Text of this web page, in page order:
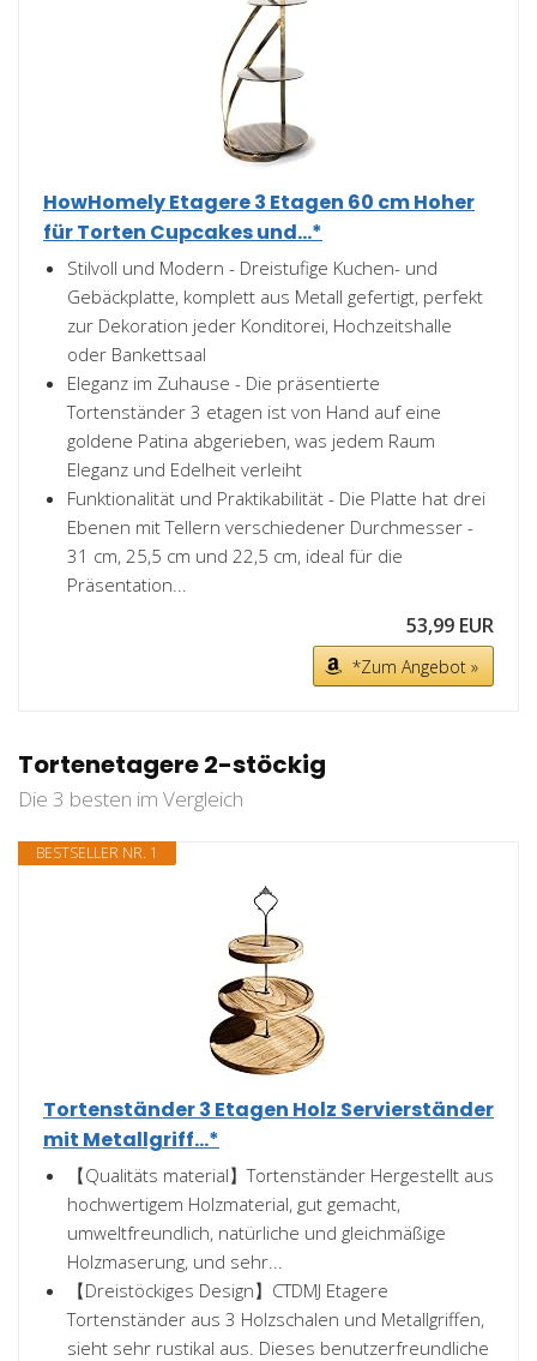
HowHomely Etagere 3 Etagen 60 cm Hoher
für Torten Cupcakes und...*
Stilvoll und Modern - Dreistufige Kuchen- und
Gebäckplatte, komplett aus Metall gefertigt, perfekt
zur Dekoration jeder Konditorei, Hochzeitshalle
oder Bankettsaal
Eleganz im Zuhause - Die präsentierte
Tortenständer 3 etagen ist von Hand auf eine
goldene Patina abgerieben, was jedem Raum
Eleganz und Edelheit verleiht
Funktionalität und Praktikabilität - Die Platte hat drei
Ebenen mit Tellern verschiedener Durchmesser -
31 cm, 25,5 cm und 22,5 cm, ideal für die
Präsentation...
53,99 EUR
*Zum Angebot »
Tortenetagere 2-stöckig
Die 3 besten im Vergleich
BESTSELLER NR. 1
Tortenständer 3 Etagen Holz Servierständer
mit Metallgriff...*
【Qualitäts material】Tortenständer Hergestellt aus
hochwertigem Holzmaterial, gut gemacht,
umweltfreundlich, natürliche und gleichmäßige
Holzmaserung, und sehr...
【Dreistöckiges Design】CTDMJ Etagere
Tortenständer aus 3 Holzschalen und Metallgriffen,
sieht sehr rustikal aus. Dieses benutzerfreundliche